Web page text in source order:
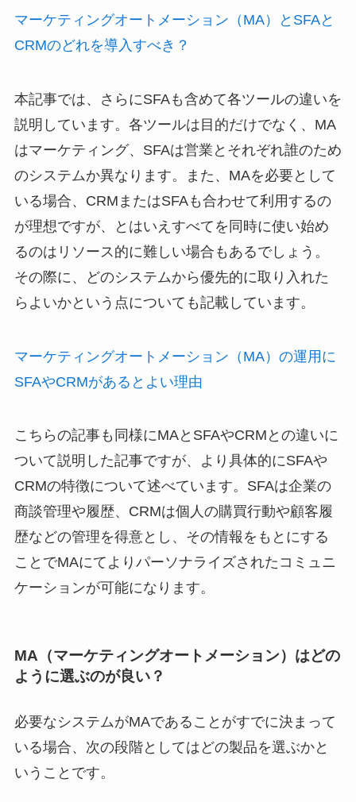
マーケティングオートメーション（MA）とSFAと
CRMのどれを導入すべき？
本記事では、さらにSFAも含めて各ツールの違いを
説明しています。各ツールは目的だけでなく、MA
はマーケティング、SFAは営業とそれぞれ誰のため
のシステムか異なります。また、MAを必要として
いる場合、CRMまたはSFAも合わせて利用するの
が理想ですが、とはいえすべてを同時に使い始め
るのはリソース的に難しい場合もあるでしょう。
その際に、どのシステムから優先的に取り入れた
らよいかという点についても記載しています。
マーケティングオートメーション（MA）の運用に
SFAやCRMがあるとよい理由
こちらの記事も同様にMAとSFAやCRMとの違いに
ついて説明した記事ですが、より具体的にSFAや
CRMの特徴について述べています。SFAは企業の
商談管理や履歴、CRMは個人の購買行動や顧客履
歴などの管理を得意とし、その情報をもとにする
ことでMAにてよりパーソナライズされたコミュニ
ケーションが可能になります。
MA（マーケティングオートメーション）はどの
ように選ぶのが良い？
必要なシステムがMAであることがすでに決まって
いる場合、次の段階としてはどの製品を選ぶかと
いうことです。